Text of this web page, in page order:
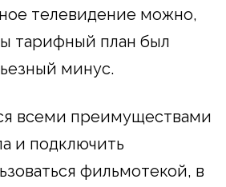
телевидение можно,
тарифный план был
минус.
всеми преимуществами
и подключить
фильмотекой, в